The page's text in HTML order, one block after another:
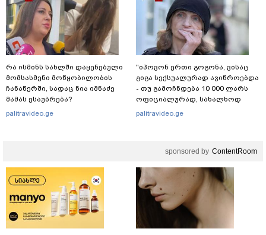
რა ისმინს სახლში დაყენებული
მომსასმენი მოწყობილობის
ჩანაწერში, სადაც ნია იმნაძე
მამას ესაუბრება?
palitravideo.ge
"იპოვონ ერთი გოგონა, ვისაც
გიგა სექსუალურად ავიწროებდა
- თუ გამოჩნდება 10 000 ლარს
ოფიციალურად, სახალხოდ
გადავცემ" - ეკა კუპატაძე
palitravideo.ge
sponsored by ContentRoom